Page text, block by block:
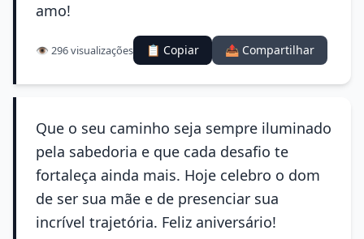
amo!
👁️ 296 visualizações 📋 Copiar 📤 Compartilhar
Que o seu caminho seja sempre iluminado
pela sabedoria e que cada desafio te
fortaleça ainda mais. Hoje celebro o dom
de ser sua mãe e de presenciar sua
incrível trajetória. Feliz aniversário!